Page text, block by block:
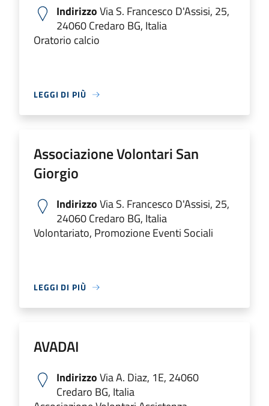
IndirizzoVia S. Francesco D'Assisi, 25,
24060 Credaro BG, Italia
Oratorio calcio
LEGGI DI PIÙ
Associazione Volontari San
Giorgio
IndirizzoVia S. Francesco D'Assisi, 25,
24060 Credaro BG, Italia
Volontariato, Promozione Eventi Sociali
LEGGI DI PIÙ
AVADAI
IndirizzoVia A. Diaz, 1E, 24060
Credaro BG, Italia